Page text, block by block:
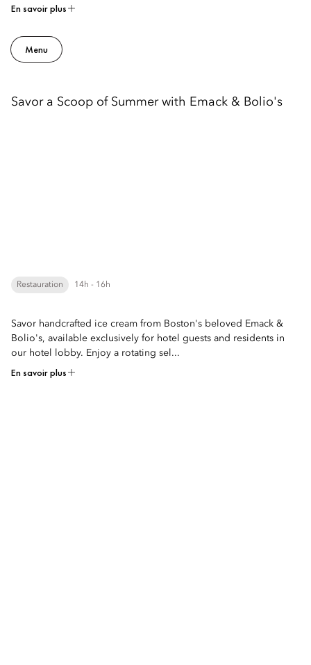
En savoir plus
Menu
Savor a Scoop of Summer with Emack & Bolio's
Restauration 14h - 16h
Savor handcrafted ice cream from Boston's beloved Emack &
Bolio's, available exclusively for hotel guests and residents in
our hotel lobby. Enjoy a rotating sel...
En savoir plus